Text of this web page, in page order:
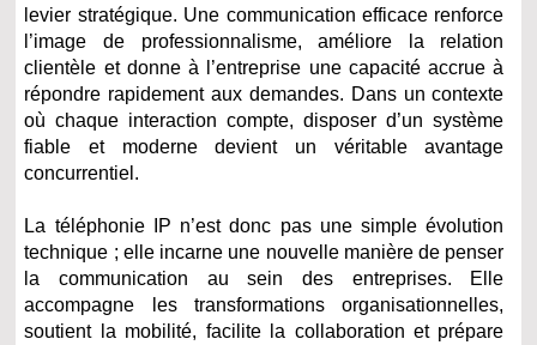
levier stratégique. Une communication efficace renforce
l’image de professionnalisme, améliore la relation
clientèle et donne à l’entreprise une capacité accrue à
répondre rapidement aux demandes. Dans un contexte
où chaque interaction compte, disposer d’un système
fiable et moderne devient un véritable avantage
concurrentiel.
La téléphonie IP n’est donc pas une simple évolution
technique ; elle incarne une nouvelle manière de penser
la communication au sein des entreprises. Elle
accompagne les transformations organisationnelles,
soutient la mobilité, facilite la collaboration et prépare